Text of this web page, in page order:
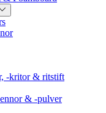
-kritor & ritstift
& -pulver